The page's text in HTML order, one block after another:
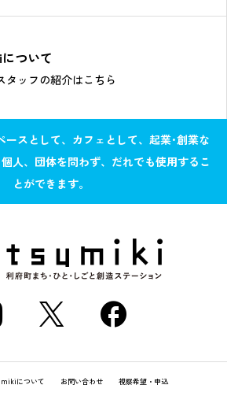
ついて
タッフの紹介はこちら
スとして、カフェとして、起業･創業な
人、団体を問わず、だれでも使用するこ
とができます。
について お問い合わせ 視察希望・申込